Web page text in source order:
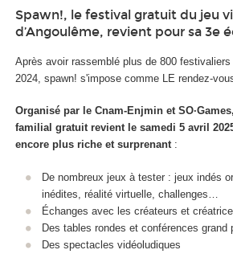
Spawn!, le festival gratuit du jeu
d’Angoulême, revient pour sa 3e
Après avoir rassemblé plus de 800
2024, spawn! s'impose comme LE rendez-
Organisé par le Cnam-Enjmin et
familial gratuit revient le samedi 5 avril
encore plus riche et surprenant:
De nombreux jeux à tester : jeux indés
inédites, réalité virtuelle, challenges…
Échanges avec les créateurs et
Des tables rondes et conférences grand
Des spectacles vidéoludiques